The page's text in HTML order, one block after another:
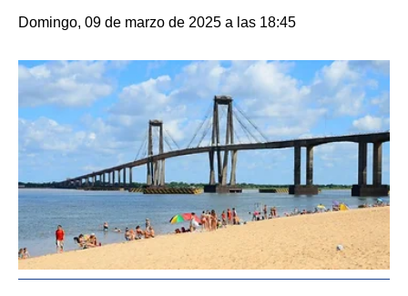
Domingo, 09 de marzo de 2025 a las 18:45